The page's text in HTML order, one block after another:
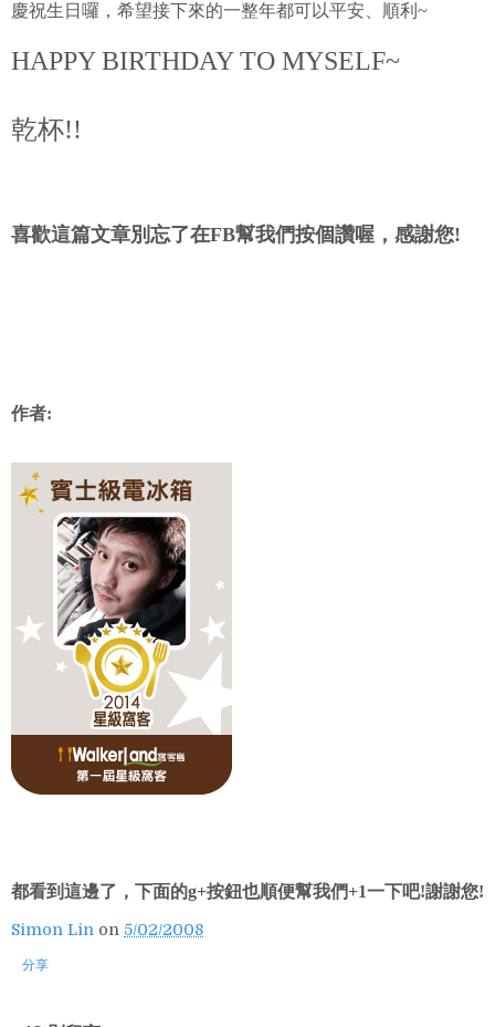
慶祝生日囉，希望接下來的一整年都可以平安、順利~
HAPPY BIRTHDAY TO MYSELF~
乾杯!!
喜歡這篇文章別忘了在FB幫我們按個讚喔，感謝您!
作者:
都看到這邊了，下面的g+按鈕也順便幫我們+1一下吧!謝謝您!
Simon Lin on 5/02/2008
分享